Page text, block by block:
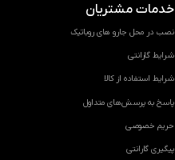
خدمات مشتریان
نصب در محل جارو های روباتیک
شرایط گارانتی
شرایط استفاده از کالا
پاسخ به پرسش‌های متداول
حریم خصوصی
پیگیری گارانتی